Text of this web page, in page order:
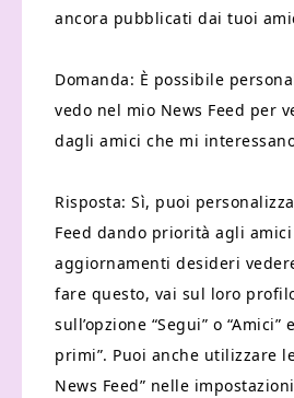
ancora pubblicati dai tuoi
Domanda: È possibile
vedo nel mio News Feed per
dagli amici che mi
Risposta: Sì, puoi
Feed dando priorità agli
aggiornamenti desideri
fare questo, vai sul loro
sull’opzione “Segui” o “Amici”
primi”. Puoi anche utilizzare
News Feed” nelle